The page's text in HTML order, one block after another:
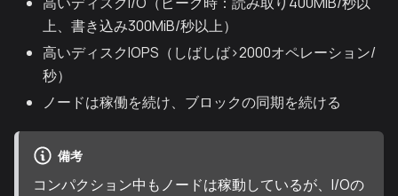
上、書き込み300MiB/秒以上）
高いディスクIOPS（しばしば>2000オペレーション/
秒）
ノードは稼働を続け、ブロックの同期を続ける
備考
コンパクション中もノードは稼動しているが、I/Oの